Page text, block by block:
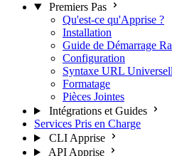
Premiers Pas
Qu'est-ce qu'Apprise ?
Installation
Guide de Démarrage
Configuration
Syntaxe URL
Formatage
Pièces Jointes
Intégrations et Guides
Services Pris en Charge
CLI Apprise
API Apprise